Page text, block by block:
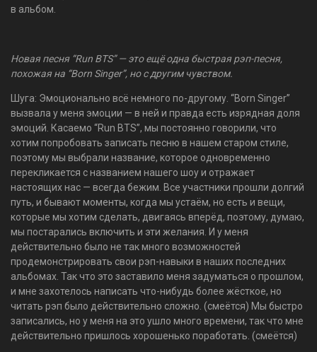
в альбом.
Новая песня “Run BTS” — это ещё одна быстрая рэп-песня,
похожая на “Born Singer”, но с другим чувством.
Шуга: Эмоционально всё немного по-другому. “Born Singer”
вызвала у меня эмоции — в ней и правда есть изрядная доля
эмоций. Касаемо “Run BTS”, мы постоянно говорили, что
хотим попробовать записать песню в нашем старом стиле,
поэтому мы выбрали название, которое одновременно
перекликается с названием нашего шоу и отражает
настоящих нас — всегда бежим. Все участники прошли долгий
путь, и бывают моменты, когда мы устаём, но есть и вещи,
которые мы хотим сделать, двигаясь вперёд, поэтому, думаю,
мы постарались включить и эти желания. И у меня
действительно было не так много возможностей
продемонстрировать свои рэп-навыки в наших последних
альбомах. Так что это заставило меня задуматься о прошлом,
и мне захотелось написать что-нибудь более жёсткое, но
читать рэп было действительно сложно. (смеётся) Мы быстро
записались, но у меня на это ушло много времени, так что мне
действительно пришлось хорошенько поработать. (смеётся)